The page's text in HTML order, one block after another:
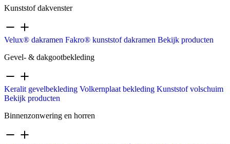
Kunststof dakvenster
Velux® dakramen Fakro® kunststof dakramen Bekijk producten
Gevel- & dakgootbekleding
Keralit gevelbekleding Volkernplaat bekleding Kunststof volschuim
Bekijk producten
Binnenzonwering en horren